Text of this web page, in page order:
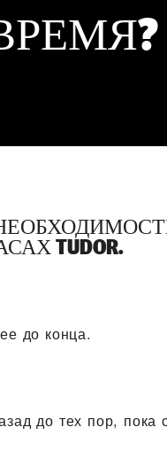
TUDOR.
до конца.
до тех пор, пока